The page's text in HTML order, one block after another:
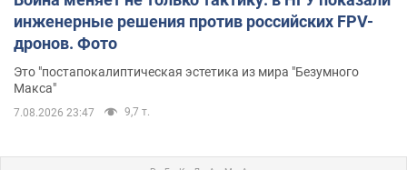
инженерные решения против российских FPV-
дронов. Фото
Это "постапокалиптическая эстетика из мира "Безумного
Макса"
7.08.2026 23:47 9,7 т.